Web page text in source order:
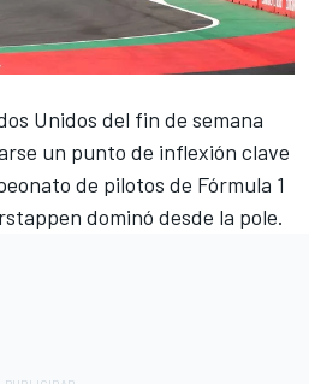
Unidos del fin de semana
un punto de inflexión clave
de pilotos de Fórmula 1
dominó desde la pole.